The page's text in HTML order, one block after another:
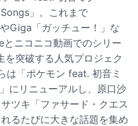
」。これまで
Giga「ガッチュー！」な
ニコニコ動画でのシリー
を突破する人気プロジェク
は「ポケモン feat. 初音ミ
にリニューアルし、原口沙
ツキ「ファサード・クエス
るたびに大きな話題を集め